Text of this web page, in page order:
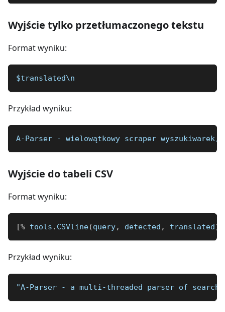
Wyjście tylko przetłumaczonego tekstu
Format wyniku:
$translated\n
Przykład wyniku:
A-Parser - wielowątkowy scraper
Wyjście do tabeli CSV
Format wyniku:
[% tools . CSVline(query, detected , translated)
Przykład wyniku:
"A-Parser - a multi-threaded parser of